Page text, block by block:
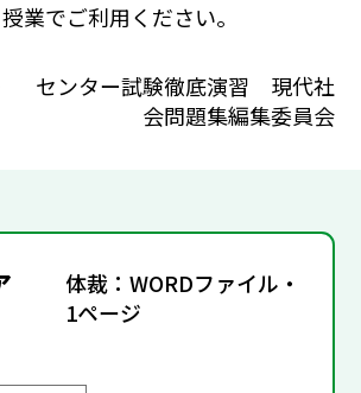
業でご利用ください。
センター試験徹底演習 現代社
会問題集編集委員会
体裁：WORDファイル・
1ページ